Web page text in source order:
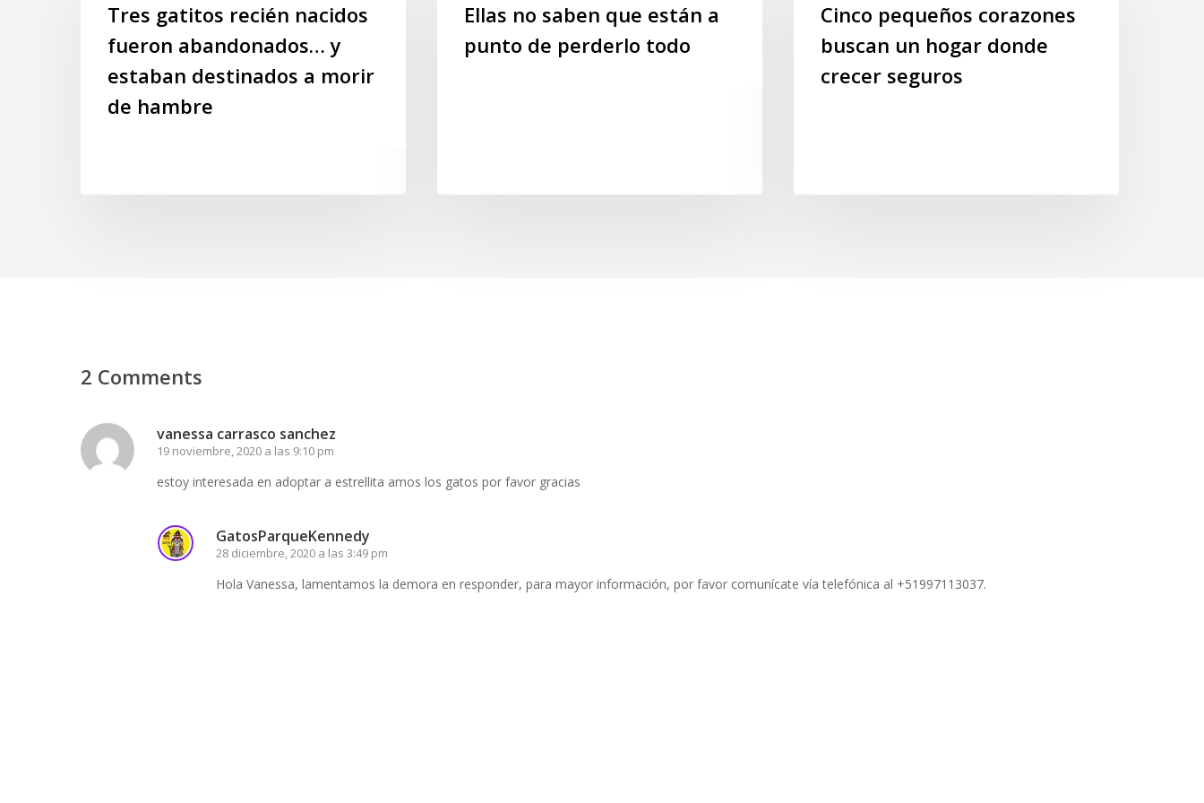
recién
fueron
abandonados…
Tres gatitos recién nacidos
fueron abandonados… y
estaban destinados a morir
de hambre
saben
están
Ellas no saben que están a
punto de perderlo todo
corazones
hogar
Cinco pequeños corazones
buscan un hogar donde
crecer seguros
2 Comments
vanessa carrasco sanchez
19 noviembre, 2020 a las 9:10 pm
estoy interesada en adoptar a estrellita amos los gatos por favor gracias
GatosParqueKennedy
28 diciembre, 2020 a las 3:49 pm
Hola Vanessa, lamentamos la demora en responder, para mayor información, por favor comunícate vía telefónica al +51997113037.